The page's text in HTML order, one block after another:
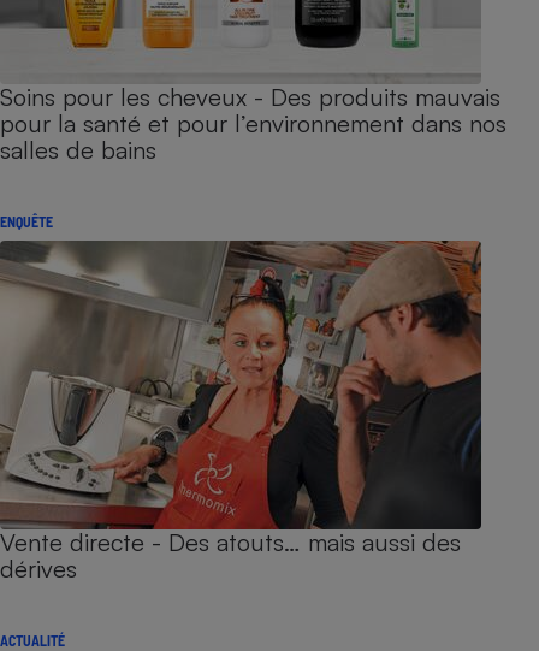
Soins pour les cheveux - Des produits mauvais
pour la santé et pour l’environnement dans nos
salles de bains
ENQUÊTE
Vente directe - Des atouts… mais aussi des
dérives
ACTUALITÉ